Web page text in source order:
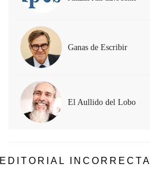
Ganas de Escribir
El Aullido del Lobo
EDITORIAL INCORRECTA